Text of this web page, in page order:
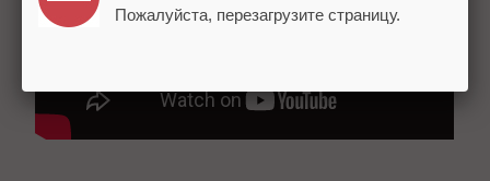
Пожалуйста, перезагрузите страницу.